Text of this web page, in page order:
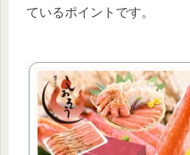
ているポイントです。